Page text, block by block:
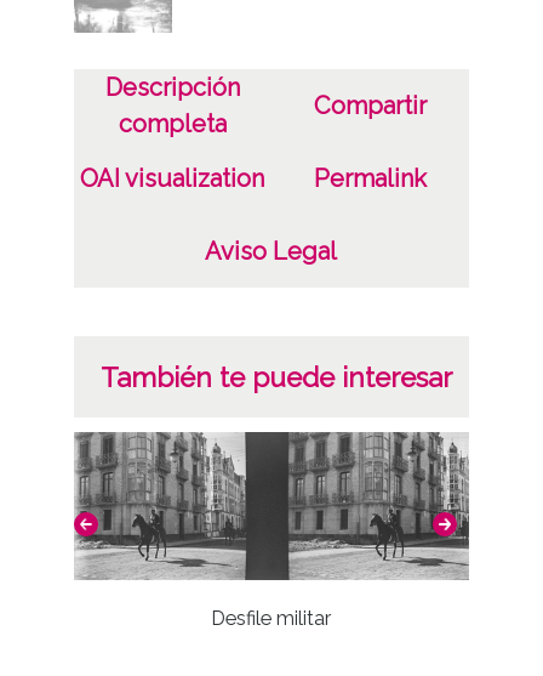
19180125
Signaturas: ; Internegativo: BAR-IN-001-979 ;
CC BY 4.0
Descripción
completa
Compartir
OAI visualization Permalink
Aviso Legal
También te puede interesar
Desfile militar